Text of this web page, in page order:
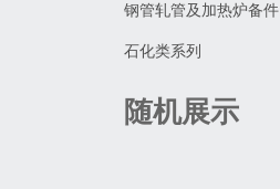
钢管轧管及加热炉备件
石化类系列
随机展示